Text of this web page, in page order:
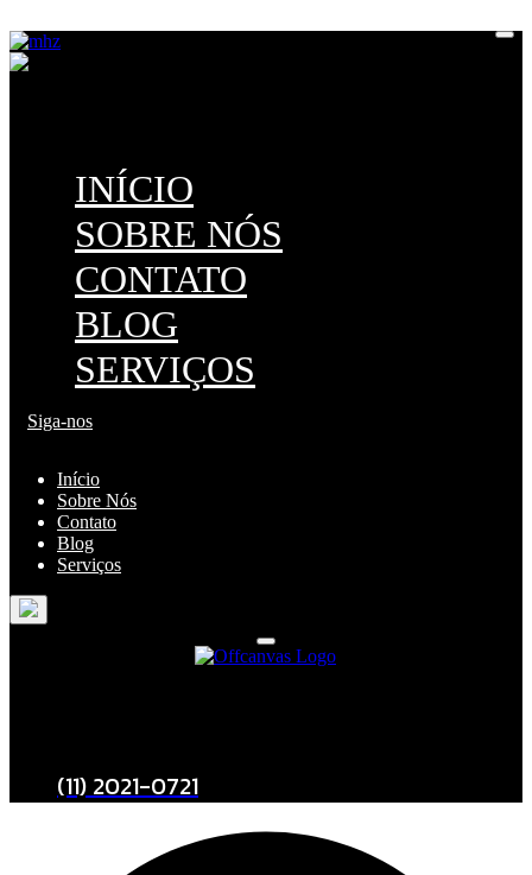
INÍCIO
SOBRE NÓS
CONTATO
BLOG
SERVIÇOS
Siga-nos
Início
Sobre Nós
Contato
Blog
Serviços
(11) 2021-0721